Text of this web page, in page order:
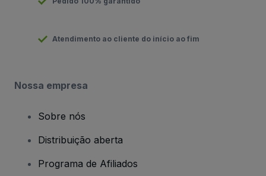
Atendimento ao cliente do início ao fim
Nossa empresa
Sobre nós
Distribuição aberta
Programa de Afiliados